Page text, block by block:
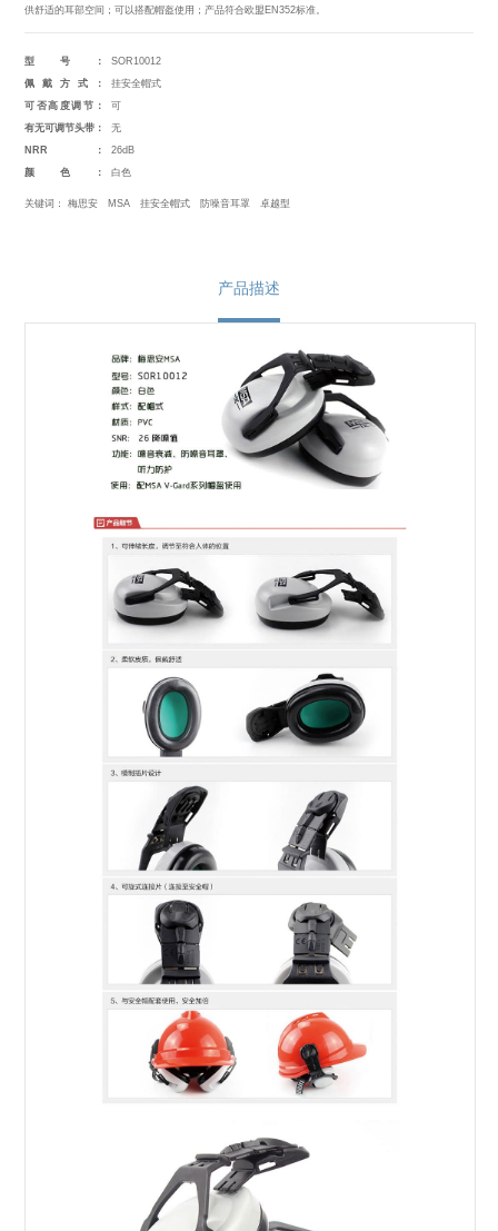
供舒适的耳部空间；可以搭配帽盔使用；产品符合欧盟EN352标准。
型号：
SOR10012
佩戴方式：
挂安全帽式
可否高度调节：
可
有无可调节头带：
无
NRR：
26dB
颜色：
白色
关键词：梅思安 MSA 挂安全帽式 防噪音耳罩 卓越型
产品描述